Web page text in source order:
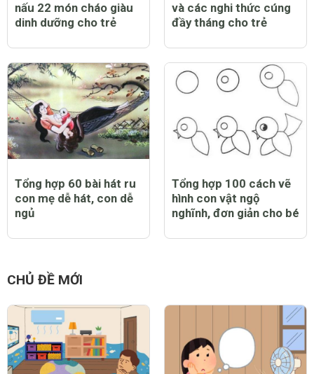
nấu 22 món cháo giàu
dinh dưỡng cho trẻ
và các nghi thức cúng
đầy tháng cho trẻ
Tổng hợp 60 bài hát ru
con mẹ dễ hát, con dễ
ngủ
Tổng hợp 100 cách vẽ
hình con vật ngộ
nghĩnh, đơn giản cho bé
CHỦ ĐỀ MỚI